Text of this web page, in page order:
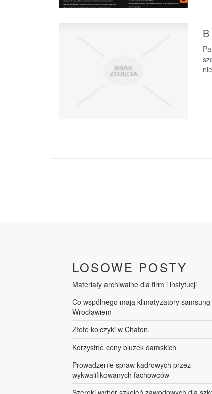
LOSOWE POSTY
Materiały archiwalne dla firm i instytucji
Co wspólnego mają klimatyzatory
Wrocławiem
Złote kolczyki w Chaton.
Korzystne ceny bluzek damskich
Prowadzenie spraw kadrowych przez
wykwalifikowanych fachowców